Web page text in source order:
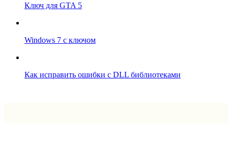
Ключ для GTA 5
Windows 7 с ключом
Как исправить ошибки с DLL библиотеками